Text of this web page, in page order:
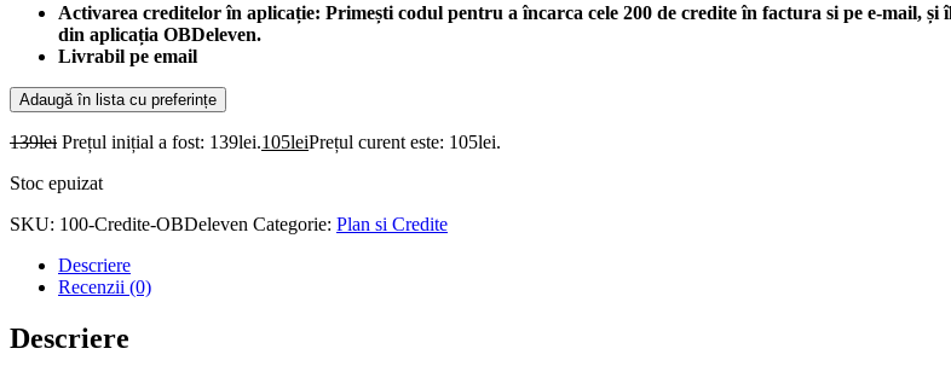
Activarea creditelor în aplicație: Primești codul pentru a încarca cele 200 de credite în factura si pe e-mail, și
din aplicația OBDeleven.
Livrabil pe email
Adaugă în lista cu preferințe
139lei Prețul inițial a fost: 139lei.105leiPrețul curent este: 105lei.
Stoc epuizat
SKU: 100-Credite-OBDeleven Categorie: Plan si Credite
Descriere
Recenzii (0)
Descriere